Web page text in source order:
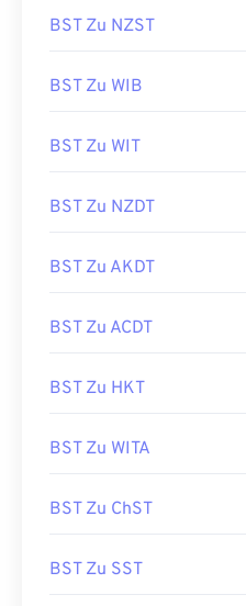
BST Zu NZST
BST Zu WIB
BST Zu WIT
BST Zu NZDT
BST Zu AKDT
BST Zu ACDT
BST Zu HKT
BST Zu WITA
BST Zu ChST
BST Zu SST